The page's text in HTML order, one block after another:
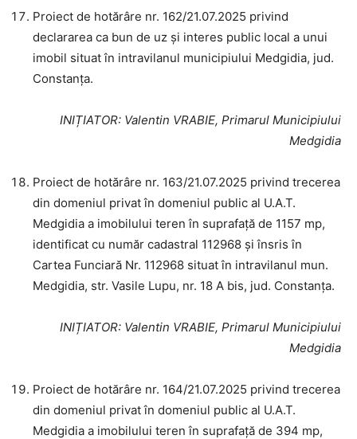
Proiect de hotărâre nr. 162/21.07.2025 privind
declararea ca bun de uz și interes public local a unui
imobil situat în intravilanul municipiului Medgidia, jud.
Constanța.
INIȚIATOR: Valentin VRABIE, Primarul Municipiului
Medgidia
Proiect de hotărâre nr. 163/21.07.2025 privind trecerea
din domeniul privat în domeniul public al U.A.T.
Medgidia a imobilului teren în suprafață de 1157 mp,
identificat cu număr cadastral 112968 și însris în
Cartea Funciară Nr. 112968 situat în intravilanul mun.
Medgidia, str. Vasile Lupu, nr. 18 A bis, jud. Constanța.
INIȚIATOR: Valentin VRABIE, Primarul Municipiului
Medgidia
Proiect de hotărâre nr. 164/21.07.2025 privind trecerea
din domeniul privat în domeniul public al U.A.T.
Medgidia a imobilului teren în suprafață de 394 mp,